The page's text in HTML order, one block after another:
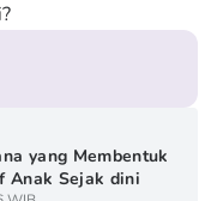
yang Membentuk
Anak Sejak dini